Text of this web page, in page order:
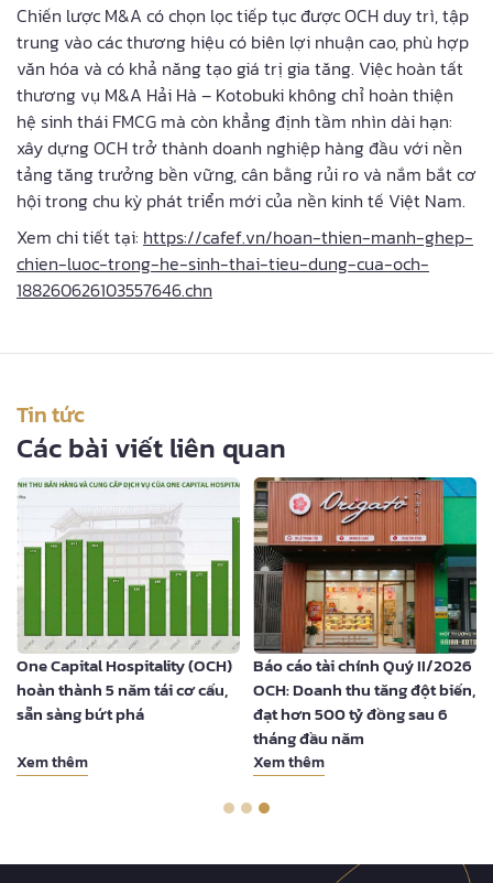
Chiến lược M&A có chọn lọc tiếp tục được OCH duy trì, tập
trung vào các thương hiệu có biên lợi nhuận cao, phù hợp
văn hóa và có khả năng tạo giá trị gia tăng. Việc hoàn tất
thương vụ M&A Hải Hà – Kotobuki không chỉ hoàn thiện
hệ sinh thái FMCG mà còn khẳng định tầm nhìn dài hạn:
xây dựng OCH trở thành doanh nghiệp hàng đầu với nền
tảng tăng trưởng bền vững, cân bằng rủi ro và nắm bắt cơ
hội trong chu kỳ phát triển mới của nền kinh tế Việt Nam.
Xem chi tiết tại: https://cafef.vn/hoan-thien-manh-ghep-
chien-luoc-trong-he-sinh-thai-tieu-dung-cua-och-
188260626103557646.chn
Tin tức
Các bài viết liên quan
One Capital Hospitality (OCH)
hoàn thành 5 năm tái cơ cấu,
sẵn sàng bứt phá
Xem thêm
Báo cáo tài chính Quý II/2026
OCH: Doanh thu tăng đột biến,
đạt hơn 500 tỷ đồng sau 6
tháng đầu năm
Xem thêm